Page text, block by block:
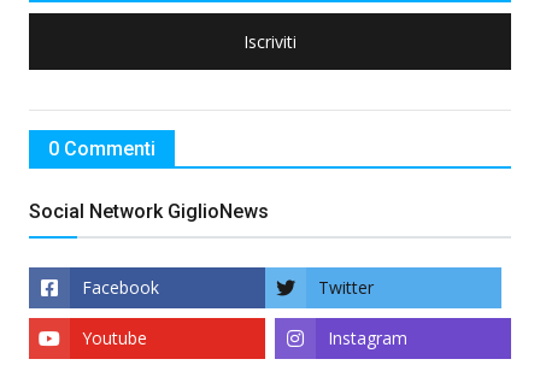
Iscriviti
0 Commenti
Social Network GiglioNews
Facebook Twitter
Instagram
Youtube